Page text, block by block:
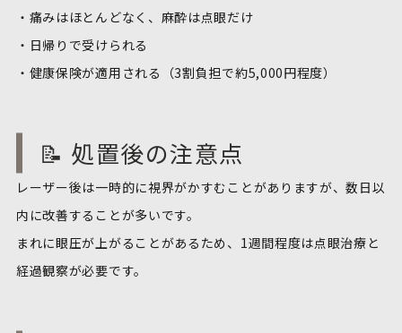
・痛みはほとんどなく、麻酔は点眼だけ
・日帰りで受けられる
・健康保険が適用される（3割負担で約5,000円程度）
📝 処置後の注意点
レーザー後は一時的に視界がかすむことがありますが、数日以
内に改善することが多いです。
まれに眼圧が上がることがあるため、1週間程度は点眼治療と
経過観察が必要です。